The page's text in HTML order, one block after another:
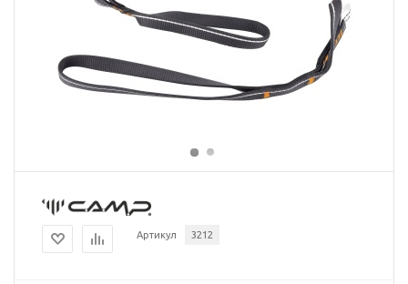
Артикул 3212